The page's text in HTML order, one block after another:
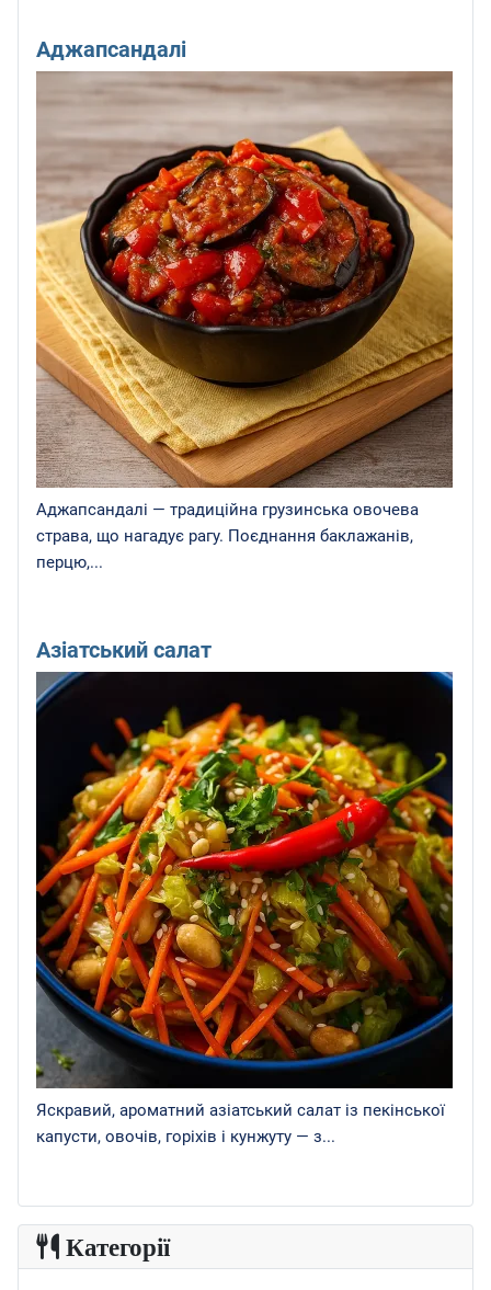
Аджапсандалі
Аджапсандалі — традиційна грузинська овочева
страва, що нагадує рагу. Поєднання баклажанів,
перцю,...
Азіатський салат
Яскравий, ароматний азіатський салат із пекінської
капусти, овочів, горіхів і кунжуту — з...
Категорії